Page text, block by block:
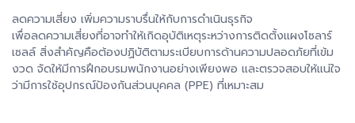
ลดความเสี่ยง เพิ่มความราบรื่นให้กับการดำเนินธุรกิจ
เพื่อลดความเสี่ยงที่อาจทำให้เกิดอุบัติเหตุระหว่างการติดตั้งแผงโซลาร์
เซลล์ สิ่งสำคัญคือต้องปฏิบัติตามระเบียบการด้านความปลอดภัยที่เข้ม
งวด จัดให้มีการฝึกอบรมพนักงานอย่างเพียงพอ และตรวจสอบให้แน่ใจ
ว่ามีการใช้อุปกรณ์ป้องกันส่วนบุคคล (PPE) ที่เหมาะสม